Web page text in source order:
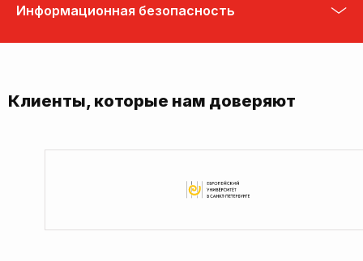
Информационная безопасность
Клиенты, которые нам доверяют